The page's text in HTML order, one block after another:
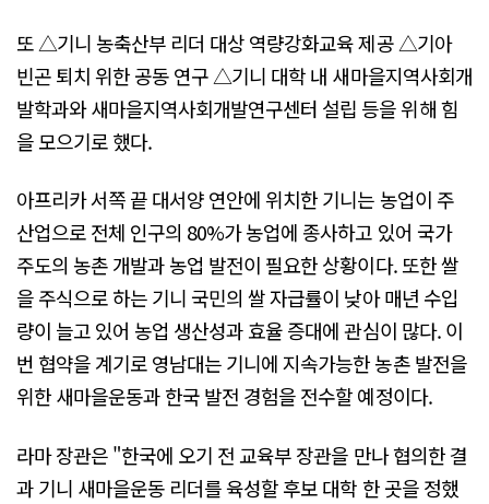
또 △기니 농축산부 리더 대상 역량강화교육 제공 △기아
빈곤 퇴치 위한 공동 연구 △기니 대학 내 새마을지역사회개
발학과와 새마을지역사회개발연구센터 설립 등을 위해 힘
을 모으기로 했다.
아프리카 서쪽 끝 대서양 연안에 위치한 기니는 농업이 주
산업으로 전체 인구의 80%가 농업에 종사하고 있어 국가
주도의 농촌 개발과 농업 발전이 필요한 상황이다. 또한 쌀
을 주식으로 하는 기니 국민의 쌀 자급률이 낮아 매년 수입
량이 늘고 있어 농업 생산성과 효율 증대에 관심이 많다. 이
번 협약을 계기로 영남대는 기니에 지속가능한 농촌 발전을
위한 새마을운동과 한국 발전 경험을 전수할 예정이다.
라마 장관은 "한국에 오기 전 교육부 장관을 만나 협의한 결
과 기니 새마을운동 리더를 육성할 후보 대학 한 곳을 정했